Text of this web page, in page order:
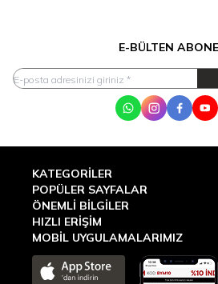
E-BÜLTEN
WhatsApp
Instagram
KATEGORILER
POPÜLER SAYFALAR
ÖNEMLI BILGILER
HIZLI ERIŞIM
MOBİL UYGULAMALARIMIZ